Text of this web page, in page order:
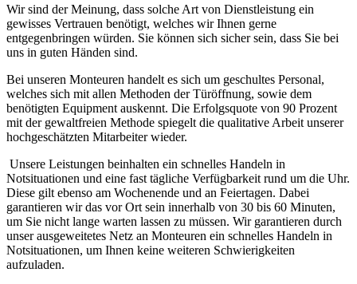
Wir sind der Meinung, dass solche Art von Dienstleistung ein
gewisses Vertrauen benötigt, welches wir Ihnen gerne
entgegenbringen würden. Sie können sich sicher sein, dass Sie bei
uns in guten Händen sind.
Bei unseren Monteuren handelt es sich um geschultes Personal,
welches sich mit allen Methoden der Türöffnung, sowie dem
benötigten Equipment auskennt. Die Erfolgsquote von 90 Prozent
mit der gewaltfreien Methode spiegelt die qualitative Arbeit unserer
hochgeschätzten Mitarbeiter wieder.
Unsere Leistungen beinhalten ein schnelles Handeln in
Notsituationen und eine fast tägliche Verfügbarkeit rund um die Uhr.
Diese gilt ebenso am Wochenende und an Feiertagen. Dabei
garantieren wir das vor Ort sein innerhalb von 30 bis 60 Minuten,
um Sie nicht lange warten lassen zu müssen. Wir garantieren durch
unser ausgeweitetes Netz an Monteuren ein schnelles Handeln in
Notsituationen, um Ihnen keine weiteren Schwierigkeiten
aufzuladen.